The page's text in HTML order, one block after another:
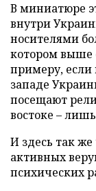
В миниатюре
внутри
носителями
котором выше
примеру, если
западе
посещают
востоке –
И здесь так же
активных
психических